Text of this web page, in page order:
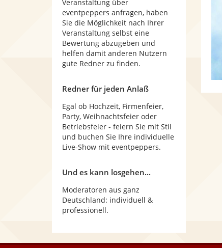
Veranstaltung über
eventpeppers anfragen, haben
Sie die Möglichkeit nach Ihrer
Veranstaltung selbst eine
Bewertung abzugeben und
helfen damit anderen Nutzern
gute Redner zu finden.
Redner für jeden Anlaß
Egal ob Hochzeit, Firmenfeier,
Party, Weihnachtsfeier oder
Betriebsfeier - feiern Sie mit Stil
und buchen Sie Ihre individuelle
Live-Show mit eventpeppers.
Und es kann losgehen...
Moderatoren aus ganz
Deutschland: individuell &
professionell.